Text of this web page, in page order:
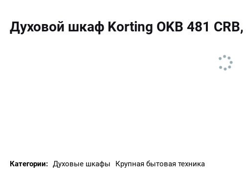
выполнен в классическом|традиционном
приготовления|после которого духовой шкаф
Духовой шкаф Korting OKB 481
Категории: Духовые шкафы Крупная бытовая техника